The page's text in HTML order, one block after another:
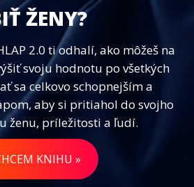
ŽENY?
2.0 ti odhalí, ako môžeš na
svoju hodnotu po všetkých
sa celkovo schopnejším a
aby si pritiahol do svojho
ženu, príležitosti a ľudí.
KNIHU »